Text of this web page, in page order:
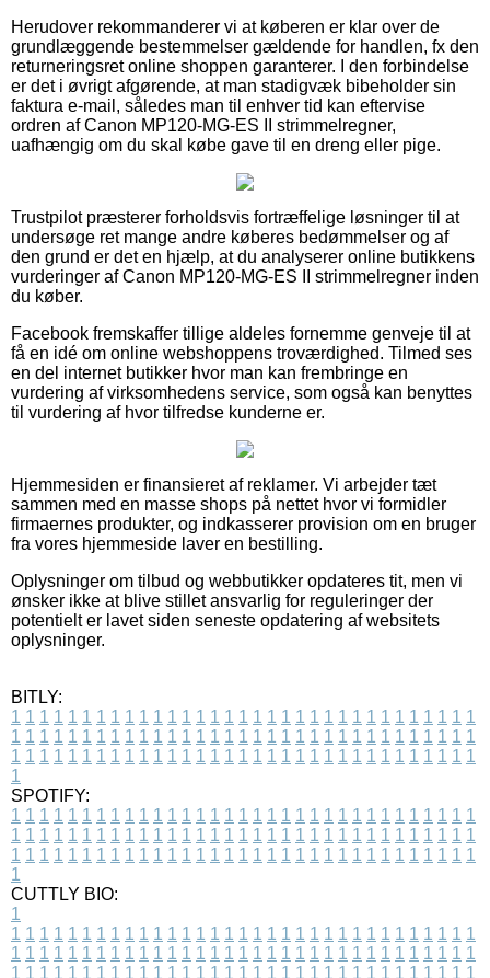
Herudover rekommanderer vi at køberen er klar over de
grundlæggende bestemmelser gældende for handlen, fx den
returneringsret online shoppen garanterer. I den forbindelse
er det i øvrigt afgørende, at man stadigvæk bibeholder sin
faktura e-mail, således man til enhver tid kan eftervise
ordren af Canon MP120-MG-ES II strimmelregner,
uafhængig om du skal købe gave til en dreng eller pige.
Trustpilot præsterer forholdsvis fortræffelige løsninger til at
undersøge ret mange andre køberes bedømmelser og af
den grund er det en hjælp, at du analyserer online butikkens
vurderinger af Canon MP120-MG-ES II strimmelregner inden
du køber.
Facebook fremskaffer tillige aldeles fornemme genveje til at
få en idé om online webshoppens troværdighed. Tilmed ses
en del internet butikker hvor man kan frembringe en
vurdering af virksomhedens service, som også kan benyttes
til vurdering af hvor tilfredse kunderne er.
Hjemmesiden er finansieret af reklamer. Vi arbejder tæt
sammen med en masse shops på nettet hvor vi formidler
firmaernes produkter, og indkasserer provision om en bruger
fra vores hjemmeside laver en bestilling.
Oplysninger om tilbud og webbutikker opdateres tit, men vi
ønsker ikke at blive stillet ansvarlig for reguleringer der
potentielt er lavet siden seneste opdatering af websitets
oplysninger.
BITLY:
1 1 1 1 1 1 1 1 1 1 1 1 1 1 1 1 1 1 1 1 1 1 1 1 1 1 1 1 1 1 1 1 1
1 1 1 1 1 1 1 1 1 1 1 1 1 1 1 1 1 1 1 1 1 1 1 1 1 1 1 1 1 1 1 1 1
1 1 1 1 1 1 1 1 1 1 1 1 1 1 1 1 1 1 1 1 1 1 1 1 1 1 1 1 1 1 1 1 1
1
SPOTIFY:
1 1 1 1 1 1 1 1 1 1 1 1 1 1 1 1 1 1 1 1 1 1 1 1 1 1 1 1 1 1 1 1 1
1 1 1 1 1 1 1 1 1 1 1 1 1 1 1 1 1 1 1 1 1 1 1 1 1 1 1 1 1 1 1 1 1
1 1 1 1 1 1 1 1 1 1 1 1 1 1 1 1 1 1 1 1 1 1 1 1 1 1 1 1 1 1 1 1 1
1
CUTTLY BIO:
1
1 1 1 1 1 1 1 1 1 1 1 1 1 1 1 1 1 1 1 1 1 1 1 1 1 1 1 1 1 1 1 1 1
1 1 1 1 1 1 1 1 1 1 1 1 1 1 1 1 1 1 1 1 1 1 1 1 1 1 1 1 1 1 1 1 1
1 1 1 1 1 1 1 1 1 1 1 1 1 1 1 1 1 1 1 1 1 1 1 1 1 1 1 1 1 1 1 1 1